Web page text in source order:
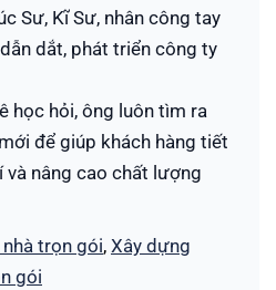
Sư, Kĩ Sư, nhân công tay
dắt, phát triển công ty
học hỏi, ông luôn tìm ra
để giúp khách hàng tiết
và nâng cao chất lượng
nhà trọn gói, Xây dựng
gói